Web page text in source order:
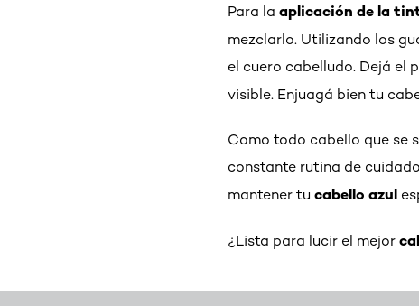
Para la aplicación de la
mezclarlo. Utilizando los
el cuero cabelludo. Dejá el
visible. Enjuagá bien tu
Como todo cabello que se
constante rutina de
mantener tu cabello azul
¿Lista para lucir el mejor